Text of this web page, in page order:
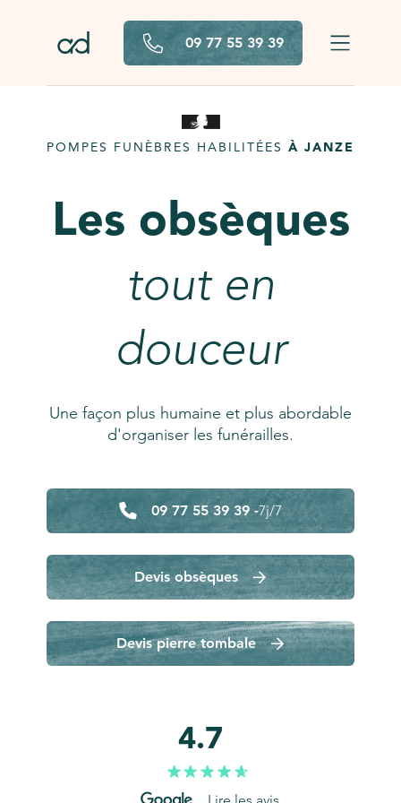
09 77 55 39 39
POMPES FUNÈBRES HABILITÉES À JANZE
Les obsèques
tout en
douceur
Une façon plus humaine et plus abordable
d'organiser les funérailles.
09 77 55 39 39 -7j/7
Devis obsèques
Devis pierre tombale
4.7